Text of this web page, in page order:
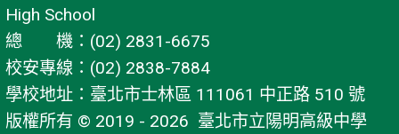
High School
總 機：(02) 2831-6675
校安專線：(02) 2838-7884
學校地址：臺北市士林區 111061 中正路 510 號
版權所有 © 2019 - 2026 臺北市立陽明高級中學